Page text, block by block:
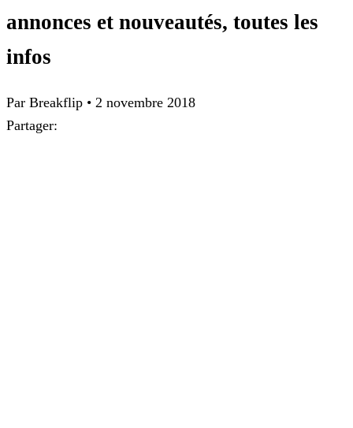
annonces et nouveautés, toutes les
infos
Par Breakflip • 2 novembre 2018
Partager: